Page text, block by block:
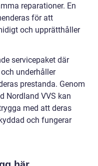
reparationer. En
för att
och upprätthåller
servicepaket där
underhåller
prestanda. Genom
Nordland VVS kan
med att deras
och fungerar